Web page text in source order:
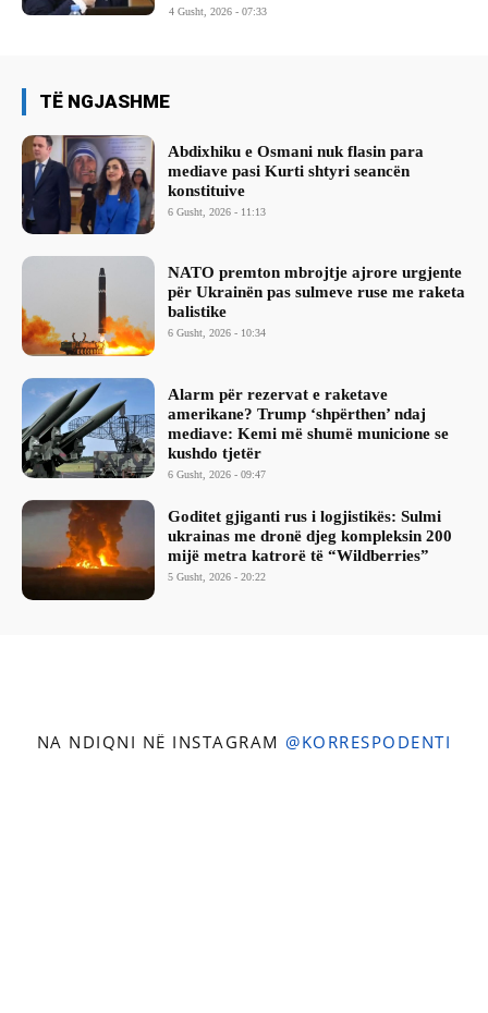
4 Gusht, 2026 - 07:33
TË NGJASHME
Abdixhiku e Osmani nuk flasin para
mediave pasi Kurti shtyri seancën
konstituive
6 Gusht, 2026 - 11:13
NATO premton mbrojtje ajrore urgjente
për Ukrainën pas sulmeve ruse me raketa
balistike
6 Gusht, 2026 - 10:34
Alarm për rezervat e raketave
amerikane? Trump ‘shpërthen’ ndaj
mediave: Kemi më shumë municione se
kushdo tjetër
6 Gusht, 2026 - 09:47
Goditet gjiganti rus i logjistikës: Sulmi
ukrainas me dronë djeg kompleksin 200
mijë metra katrorë të “Wildberries”
5 Gusht, 2026 - 20:22
NA NDIQNI NË INSTAGRAM @KORRESPODENTI